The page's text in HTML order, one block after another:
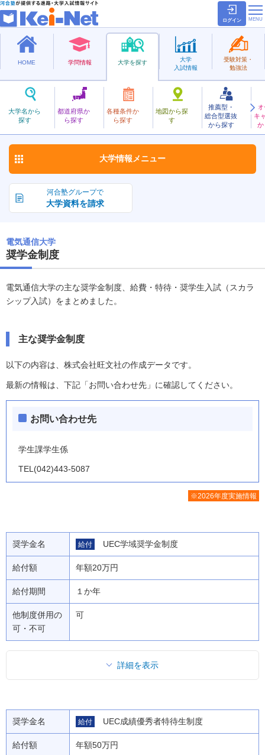
ログイン
HOME 学問情報 大学を探す
大学名から
探す
都道府県か
ら探す
各種条件か
ら探す
地図から探
す
推薦型・
総合型選抜
から探す
キ
か
大学
入試情報
受験対策・
勉強法
国立
でんきつうしん
電気通信大学 お気に入り
河合塾グループで
大学資料を請求
大学情報 メニュー
電気通信大学
奨学金制度
電気通信大学の主な奨学金制度、給費・特待・奨学生入試（スカラ
シップ入試）をまとめました。
主な奨学金制度
以下の内容は、株式会社旺文社の作成データです。
最新の情報は、下記「お問い合わせ先」に確認してください。
お問い合わせ先
学生課学生係
TEL(042)443-5087
※2026年度実施情報
奨学金名 給付 UEC学域奨学金制度
給付額 年額20万円
給付期間 １か年
他制度併用の
可・不可
可
詳細を表示
奨学金名 給付 UEC成績優秀者特待生制度
給付額 年額50万円